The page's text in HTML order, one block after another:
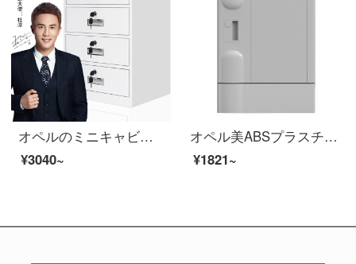
オペルのミニキャビネットのファイルキャビネットのチェストテーブルの下にあるイベントキャビネットのスチール制ナイトの四斗キャビネット
¥3040~
オペル美ABSプラスチックワルドロッブ学校の学生カバン棚プール風呂サウナ温泉ヨガホテル防水クローゼットジムロッカー370*320*420
¥1821~